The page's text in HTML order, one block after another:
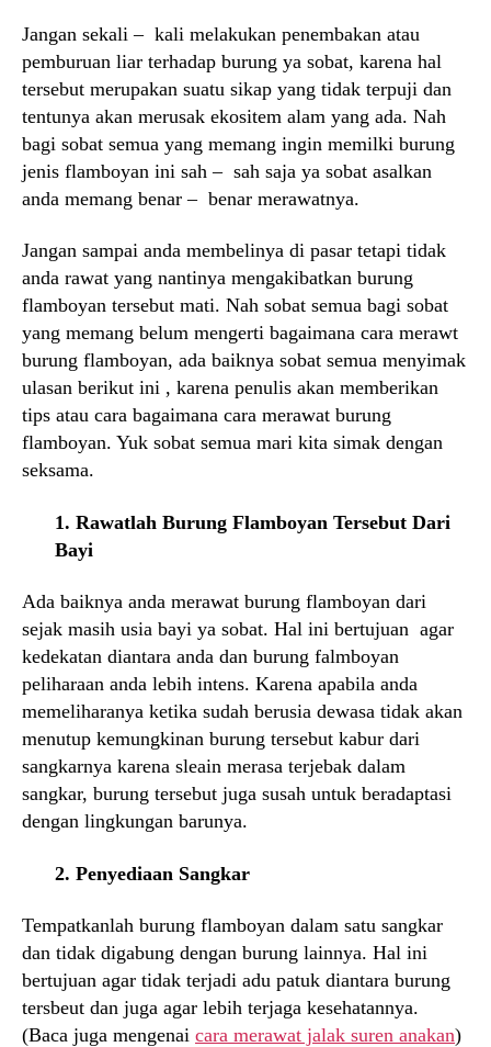
Jangan sekali – kali melakukan penembakan atau
pemburuan liar terhadap burung ya sobat, karena hal
tersebut merupakan suatu sikap yang tidak terpuji dan
tentunya akan merusak ekositem alam yang ada. Nah
bagi sobat semua yang memang ingin memilki burung
jenis flamboyan ini sah – sah saja ya sobat asalkan
anda memang benar – benar merawatnya.
Jangan sampai anda membelinya di pasar tetapi tidak
anda rawat yang nantinya mengakibatkan burung
flamboyan tersebut mati. Nah sobat semua bagi sobat
yang memang belum mengerti bagaimana cara merawt
burung flamboyan, ada baiknya sobat semua menyimak
ulasan berikut ini , karena penulis akan memberikan
tips atau cara bagaimana cara merawat burung
flamboyan. Yuk sobat semua mari kita simak dengan
seksama.
1. Rawatlah Burung Flamboyan Tersebut Dari
Bayi
Ada baiknya anda merawat burung flamboyan dari
sejak masih usia bayi ya sobat. Hal ini bertujuan agar
kedekatan diantara anda dan burung falmboyan
peliharaan anda lebih intens. Karena apabila anda
memeliharanya ketika sudah berusia dewasa tidak akan
menutup kemungkinan burung tersebut kabur dari
sangkarnya karena sleain merasa terjebak dalam
sangkar, burung tersebut juga susah untuk beradaptasi
dengan lingkungan barunya.
2. Penyediaan Sangkar
Tempatkanlah burung flamboyan dalam satu sangkar
dan tidak digabung dengan burung lainnya. Hal ini
bertujuan agar tidak terjadi adu patuk diantara burung
tersbeut dan juga agar lebih terjaga kesehatannya.
(Baca juga mengenai cara merawat jalak suren anakan)